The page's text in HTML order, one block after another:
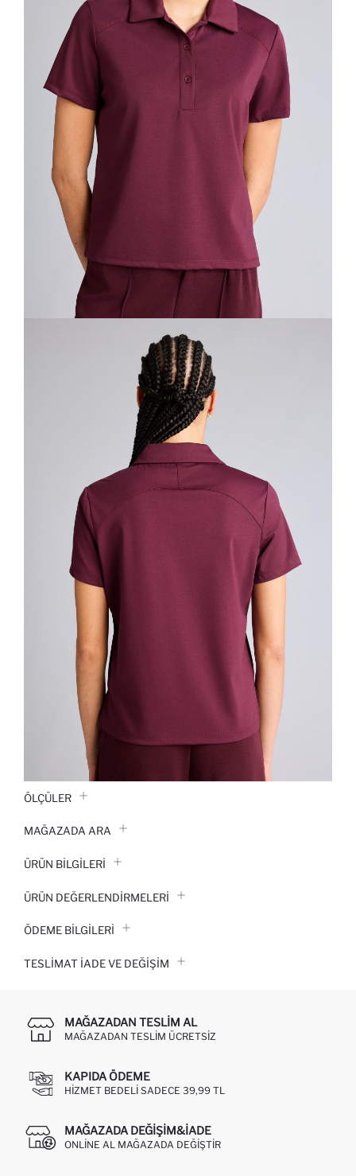
ÖLÇÜLER
MAĞAZADA ARA
ÜRÜN BILGILERI
ÜRÜN DEĞERLENDİRMELERİ
ÖDEME BİLGİLERİ
TESLIMAT İADE VE DEĞIŞIM
MAĞAZADAN TESLIM AL
MAĞAZADAN TESLIM ÜCRETSIZ
KAPIDA ÖDEME
HIZMET BEDELI SADECE 39,99 TL
MAĞAZADA DEĞIŞIM&İADE
ONLINE AL MAĞAZADA DEĞIŞTIR